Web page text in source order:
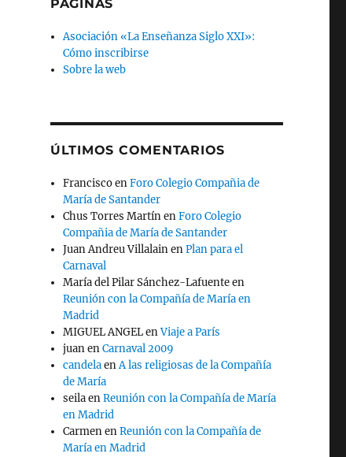
PÁGINAS
Asociación «La Enseñanza Siglo XXI»:
Cómo inscribirse
Sobre la web
ÚLTIMOS COMENTARIOS
FranciscoenForo Colegio Compañia de
María de Santander
Chus Torres MartínenForo Colegio
Compañia de María de Santander
Juan Andreu VillalainenPlan para el
Carnaval
María del Pilar Sánchez-Lafuenteen
Reunión con la Compañía de María en
Madrid
MIGUEL ANGELenViaje a París
juanenCarnaval 2009
candelaenA las religiosas de la Compañía
de María
seilaenReunión con la Compañía de María
en Madrid
CarmenenReunión con la Compañía de
María en Madrid